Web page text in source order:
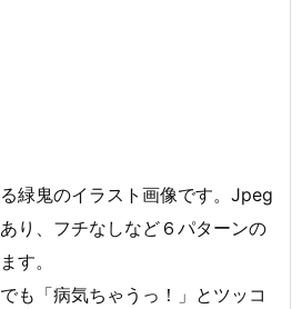
緑鬼のイラスト画像です。Jpeg
り、フチなしなど６パターンの
す。
も「病気ちゃうっ！」とツッコ